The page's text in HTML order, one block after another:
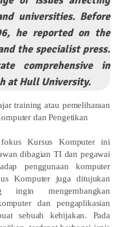
universities. Before
he reported on the
the specialist press.
comprehensive in
at Hull University.
training atau pemeliharaan
dan Pengetikan
Kursus Komputer ini
dibagian TI dan pegawai
penggunaan komputer
Komputer juga ditujukan
mengembangkan
dan pengaplikasian
sebuah kebijakan. Pada